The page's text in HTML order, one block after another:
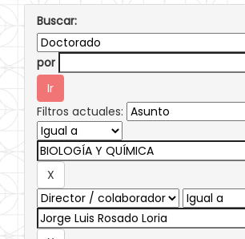
Buscar:
por
Filtros actuales: